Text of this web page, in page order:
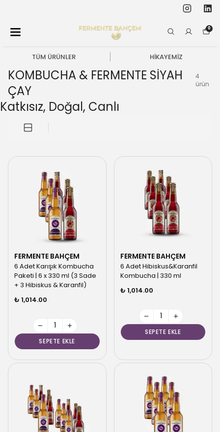
0
TÜM ÜRÜNLER HİKAYEMİZ
KOMBUCHA & FERMENTE SİYAH
ÇAY
4
ürün
Katkısız, Doğal, Canlı
FERMENTE BAHÇEM
6 Adet Karışık Kombucha
Paketi | 6 x 330 ml (3 Sade
+ 3 Hibiskus & Karanfil)
₺ 1,014.00
SEPETE EKLE
FERMENTE BAHÇEM
6 Adet Hibiskus&Karanfil
Kombucha | 330 ml
₺ 1,014.00
SEPETE EKLE